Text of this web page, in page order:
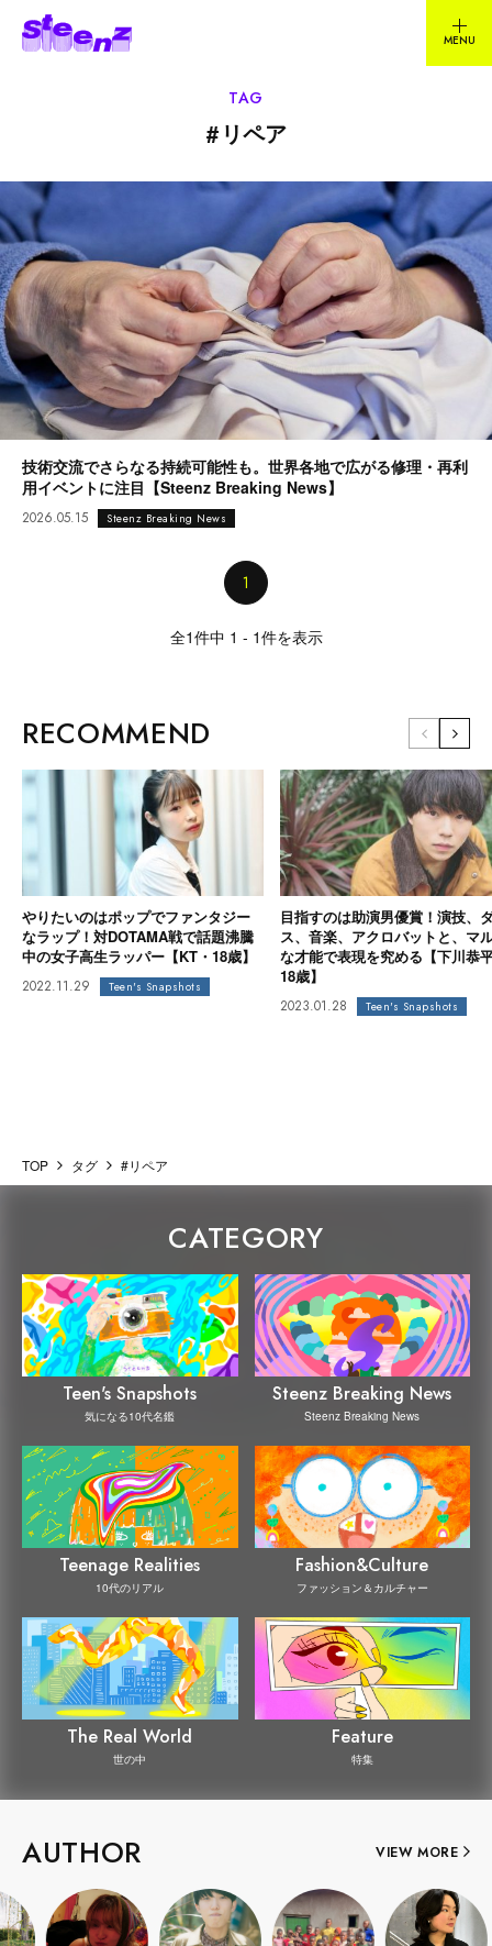
TAG
# リペア
技術交流でさらなる持続可能性も。世界各地で広がる修理・再利
用イベントに注目【Steenz Breaking News】
2026.05.15 Steenz Breaking News
1
全1件中 1 - 1件を表示
RECOMMEND
やりたいのはポップでファンタジー
なラップ！対DOTAMA戦で話題沸騰
中の女子高生ラッパー【KT・18歳】
2022.11.29 Teen's Snapshots
目指すのは助演男優賞！演技、
ス、音楽、アクロバットと、マ
な才能で表現を究める【下川恭
18歳】
2023.01.28 Teen's Snapshots
TOP タグ #リペア
CATEGORY
Teen's Snapshots
気になる10代名鑑
Steenz Breaking News
Steenz Breaking News
Teenage Realities
10代のリアル
Fashion&Culture
ファッション＆カルチャー
The Real World
世の中
Feature
特集
AUTHOR VIEW MORE